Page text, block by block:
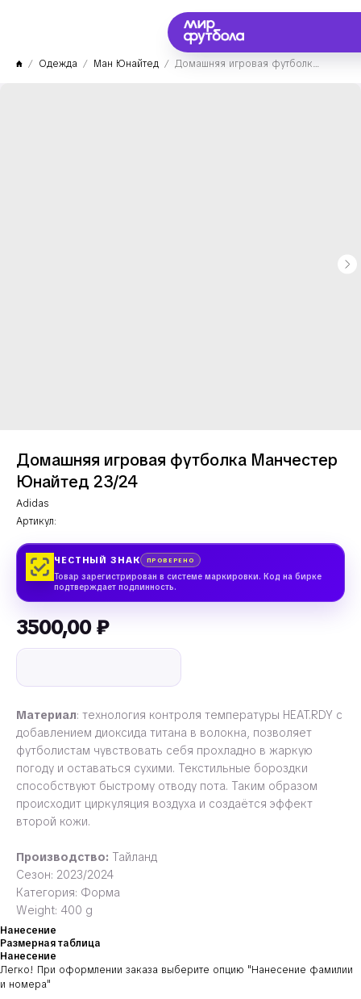
Одежда Ман Юнайтед Домашняя игровая футболка Манчестер Юнайтед 23/24
Домашняя игровая футболка Манчестер
Юнайтед 23/24
Adidas
Артикул:
ЧЕСТНЫЙ ЗНАК ПРОВЕРЕНО
Товар зарегистрирован в системе маркировки. Код на бирке
подтверждает подлинность.
3500,00 ₽
Материал: технология контроля температуры HEAT.RDY с
добавлением диоксида титана в волокна, позволяет
футболистам чувствовать себя прохладно в жаркую
погоду и оставаться сухими. Текстильные бороздки
способствуют быстрому отводу пота. Таким образом
происходит циркуляция воздуха и создаётся эффект
второй кожи.
Производство: Тайланд
Сезон: 2023/2024
Категория: Форма
Weight: 400 g
Нанесение
Размерная таблица
Нанесение
Легко! При оформлении заказа выберите опцию "Нанесение фамилии
и номера"